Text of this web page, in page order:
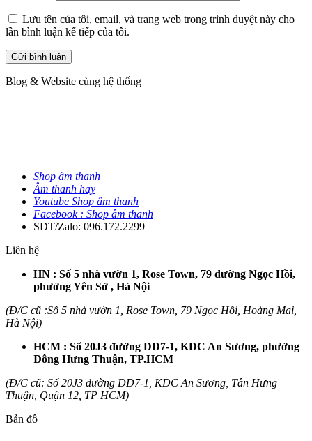
Lưu tên của tôi, email, và trang web trong trình duyệt này cho
lần bình luận kế tiếp của tôi.
Blog & Website cùng hệ thống
Shop âm thanh
Âm thanh hay
Youtube Shop âm thanh
Facebook : Shop âm thanh
SDT/Zalo: 096.172.2299
Liên hệ
HN : Số 5 nhà vườn 1, Rose Town, 79 đường Ngọc Hồi,
phường Yên Sở , Hà Nội
(Đ/C cũ :Số 5 nhà vườn 1, Rose Town, 79 Ngọc Hồi, Hoàng Mai,
Hà Nội)
HCM : Số 20J3 đường DD7-1, KDC An Sương, phường
Đông Hưng Thuận, TP.HCM
(Đ/C cũ: Số 20J3 đường DD7-1, KDC An Sương, Tân Hưng
Thuận, Quận 12, TP HCM)
Bản đồ